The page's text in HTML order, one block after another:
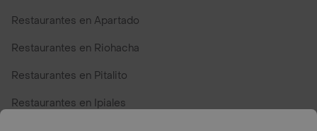
Restaurantes en Apartado
Restaurantes en Riohacha
Restaurantes en Pitalito
Restaurantes en Ipiales